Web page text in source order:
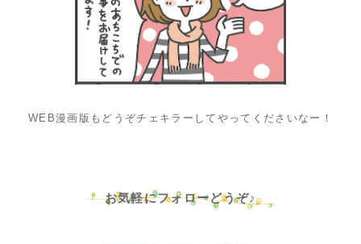
WEB漫画版もどうぞチェキラーしてやってくださいなー！
お気軽にフォローどうぞ♪